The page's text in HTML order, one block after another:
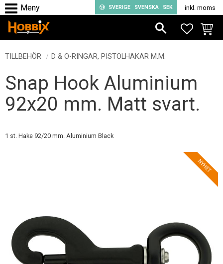
Meny
SVERIGE SVENSKA SEK inkl. moms
TILLBEHÖR D & O-RINGAR, PISTOLHAKAR M.M.
Snap Hook Aluminium
92x20 mm. Matt svart.
1 st. Hake 92/20 mm. Aluminium Black
NYHET